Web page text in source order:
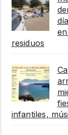
residuos
infantiles,